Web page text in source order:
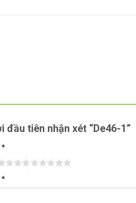
đầu tiên nhận xét “De46-1”
*
*